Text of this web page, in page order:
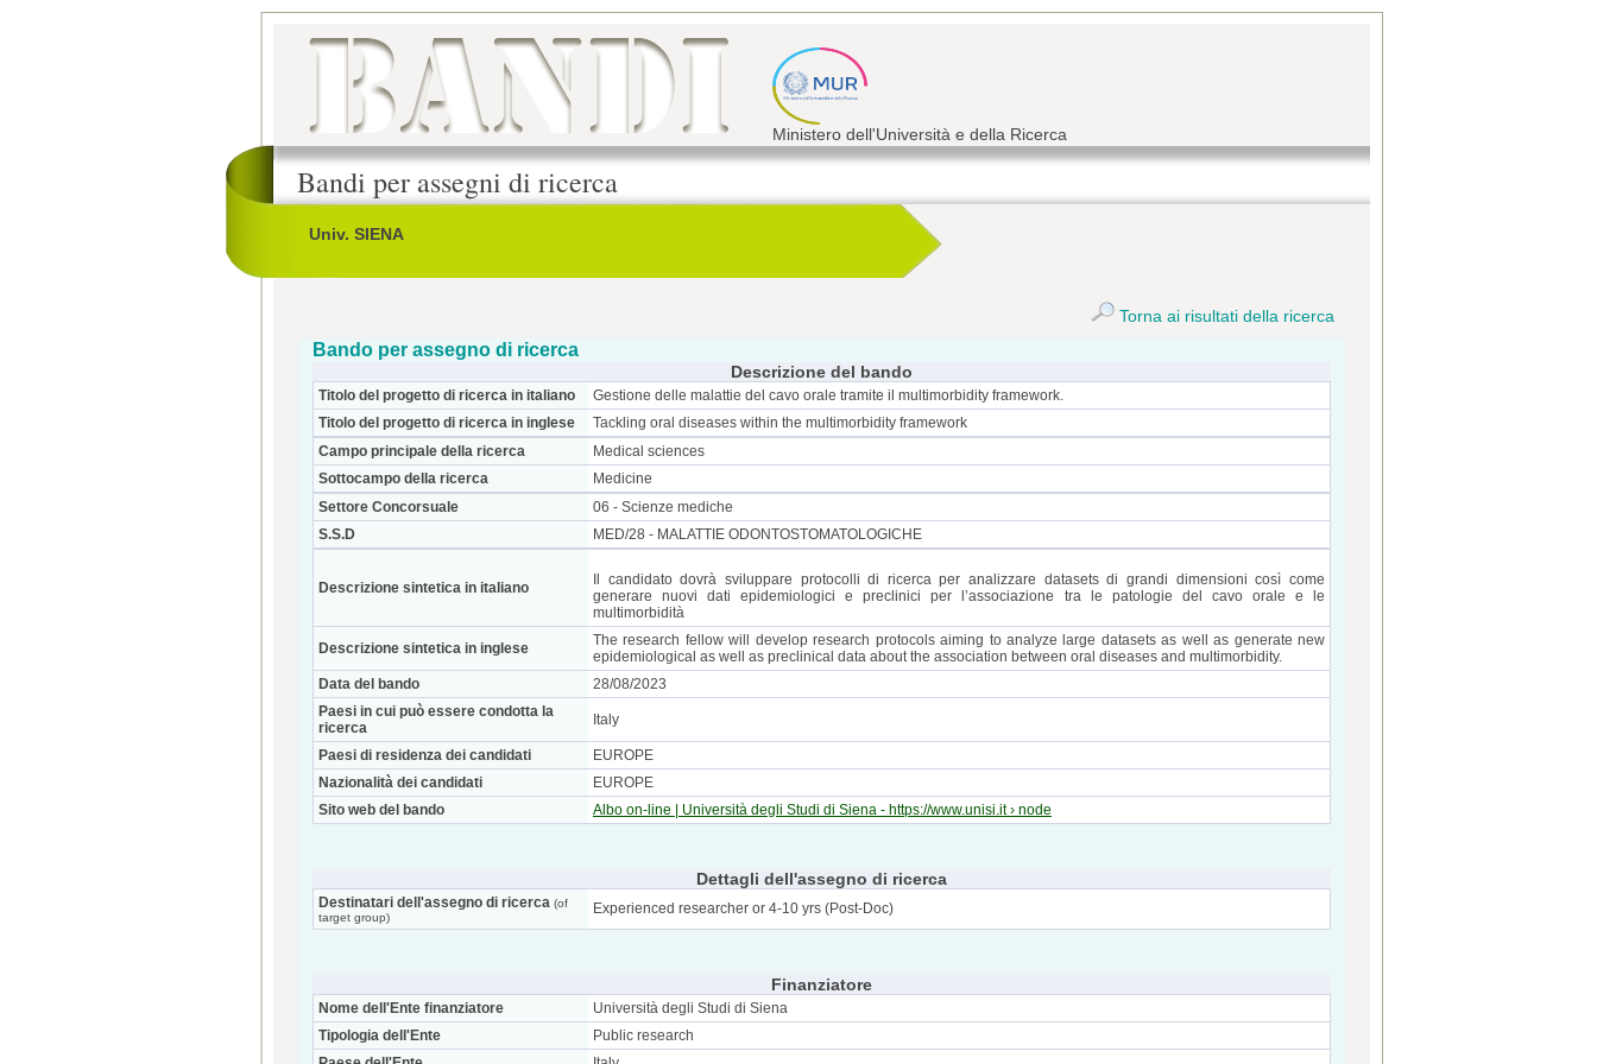
Ministero dell'Università e della Ricerca
Bandi per assegni di ricerca
Univ. SIENA
Torna ai risultati della ricerca
Bando per assegno di ricerca
Descrizione del bando
Titolo del progetto di ricerca in italiano
Gestione delle malattie del cavo orale tramite il multimorbidity framework.
Titolo del progetto di ricerca in inglese
Tackling oral diseases within the multimorbidity framework
Campo principale della ricerca
Medical sciences
Sottocampo della ricerca
Medicine
Settore Concorsuale
06 - Scienze mediche
S.S.D
MED/28 - MALATTIE ODONTOSTOMATOLOGICHE
Descrizione sintetica in italiano
Il candidato dovrà sviluppare protocolli di ricerca per analizzare datasets di grandi dimensioni così come
generare nuovi dati epidemiologici e preclinici per l’associazione tra le patologie del cavo orale e le
multimorbidità
Descrizione sintetica in inglese
The research fellow will develop research protocols aiming to analyze large datasets as well as generate new
epidemiological as well as preclinical data about the association between oral diseases and multimorbidity.
Data del bando
28/08/2023
Paesi in cui può essere condotta la
ricerca
Italy
Paesi di residenza dei candidati
EUROPE
Nazionalità dei candidati
EUROPE
Sito web del bando
Albo on-line | Università degli Studi di Siena - https://www.unisi.it › node
Dettagli dell'assegno di ricerca
Destinatari dell'assegno di ricerca (of
target group)
Experienced researcher or 4-10 yrs (Post-Doc)
Finanziatore
Nome dell'Ente finanziatore
Università degli Studi di Siena
Tipologia dell'Ente
Public research